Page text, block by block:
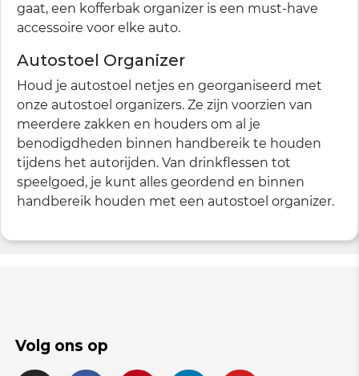
gaat, een kofferbak organizer is een must-have
accessoire voor elke auto.
Autostoel Organizer
Houd je autostoel netjes en georganiseerd met
onze autostoel organizers. Ze zijn voorzien van
meerdere zakken en houders om al je
benodigdheden binnen handbereik te houden
tijdens het autorijden. Van drinkflessen tot
speelgoed, je kunt alles geordend en binnen
handbereik houden met een autostoel organizer.
Volg ons op